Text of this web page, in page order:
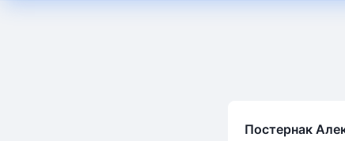
Постернак